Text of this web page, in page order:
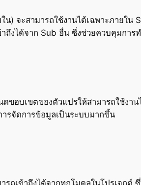
น) จะสามารถใช้งานได้เฉพาะภายใน
ถึงได้จาก Sub อื่น ซึ่งช่วยควบคุมการ
ขอบเขตของตัวแปรให้สามารถใช้งา
รจัดการข้อมูลเป็นระบบมากขึ้น
รถเข้าถึงได้จากทุกโมดูลในโปรเจกต์